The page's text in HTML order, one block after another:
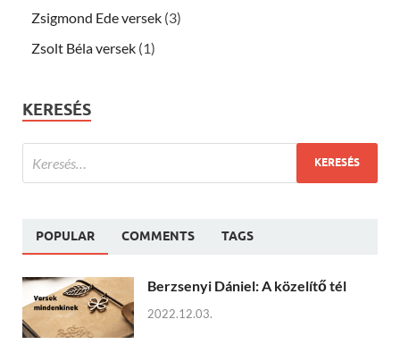
Zsigmond Ede versek (3)
Zsolt Béla versek (1)
KERESÉS
POPULAR COMMENTS TAGS
Berzsenyi Dániel: A közelítő tél
2022.12.03.